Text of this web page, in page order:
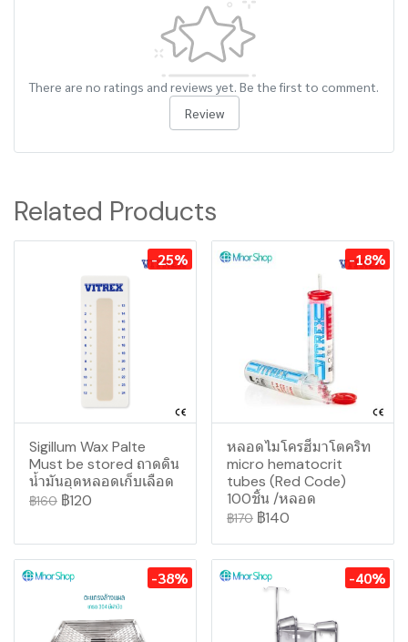
There are no ratings and reviews yet. Be the first to comment.
Review
Related Products
-25%
Sigillum Wax Palte
Must be stored ถาดดิน
น้ำมันอุดหลอดเก็บเลือด
฿160 ฿120
-18%
หลอดไมโครฮีมาโตคริท
micro hematocrit
tubes (Red Code)
100ชิ้น /หลอด
฿170 ฿140
-38% -40%